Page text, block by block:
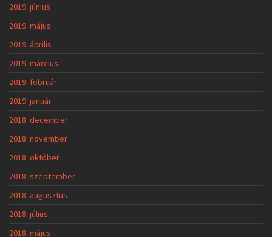
2019. június
2019. május
2019. április
2019. március
2019. február
2019. január
2018. december
2018. november
2018. október
2018. szeptember
2018. augusztus
2018. július
2018. május